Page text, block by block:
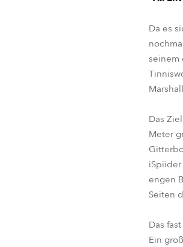
Da es
seinem
Das
Meter
engen
Seiten
Das
Ein